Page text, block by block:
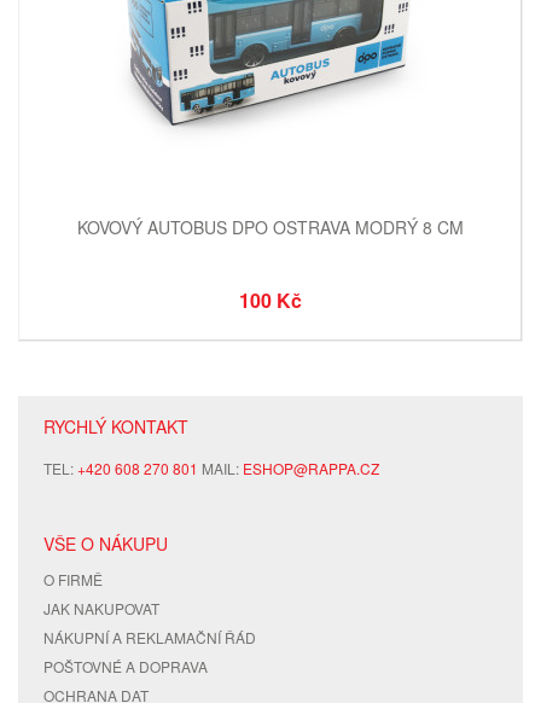
KOVOVÝ AUTOBUS DPO OSTRAVA MODRÝ 8 CM
100 Kč
RYCHLÝ KONTAKT
TEL:+420 608 270 801 MAIL: ESHOP@RAPPA.CZ
VŠE O NÁKUPU
O FIRMĚ
JAK NAKUPOVAT
NÁKUPNÍ A REKLAMAČNÍ ŘÁD
POŠTOVNÉ A DOPRAVA
OCHRANA DAT